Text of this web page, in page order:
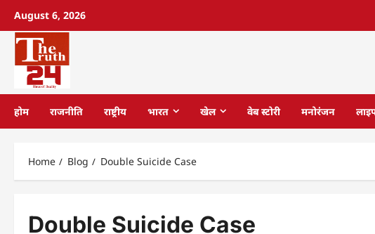
August 6, 2026
होम राजनीति राष्ट्रीय भारत खेल वेब स्टोरी मनोरंजन
Home Blog Double Suicide Case
Double Suicide Case